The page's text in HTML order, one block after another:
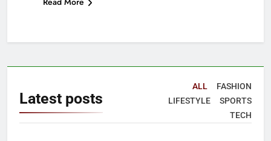
Latest posts
ALL
FASHION
LIFESTYLE
SPORTS
TECH